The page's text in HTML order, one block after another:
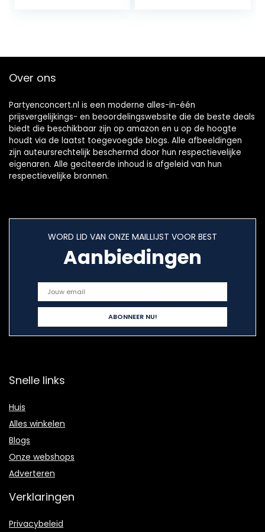
Over ons
Partyenconcert.nl is een moderne alles-in-één
prijsvergelijkings- en beoordelingswebsite die de beste deals
biedt die beschikbaar zijn op amazon en u op de hoogte
houdt via de laatst toegevoegde blogs. Alle afbeeldingen
zijn auteursrechtelijk beschermd door hun respectievelijke
eigenaren. Alle geciteerde inhoud is afgeleid van hun
respectievelijke bronnen.
WORD LID VAN ONZE MAILLIJST VOOR BEST
Aanbiedingen
Snelle links
Huis
Alles winkelen
Blogs
Onze webshops
Adverteren
Verklaringen
Privacybeleid